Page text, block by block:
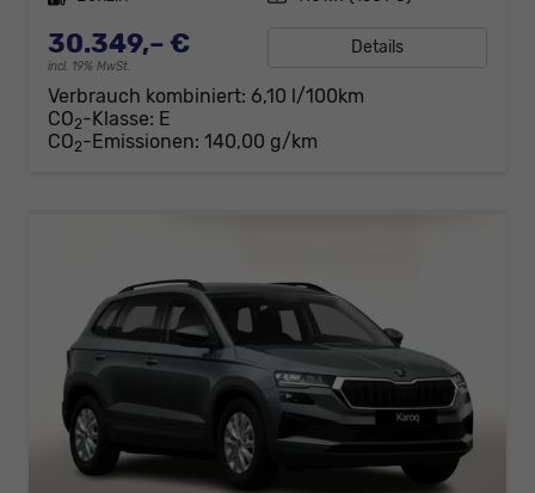
30.349,– €
incl. 19% MwSt.
Details
Verbrauch kombiniert: 6,10 l/100km
CO2-Klasse: E
CO2-Emissionen: 140,00 g/km